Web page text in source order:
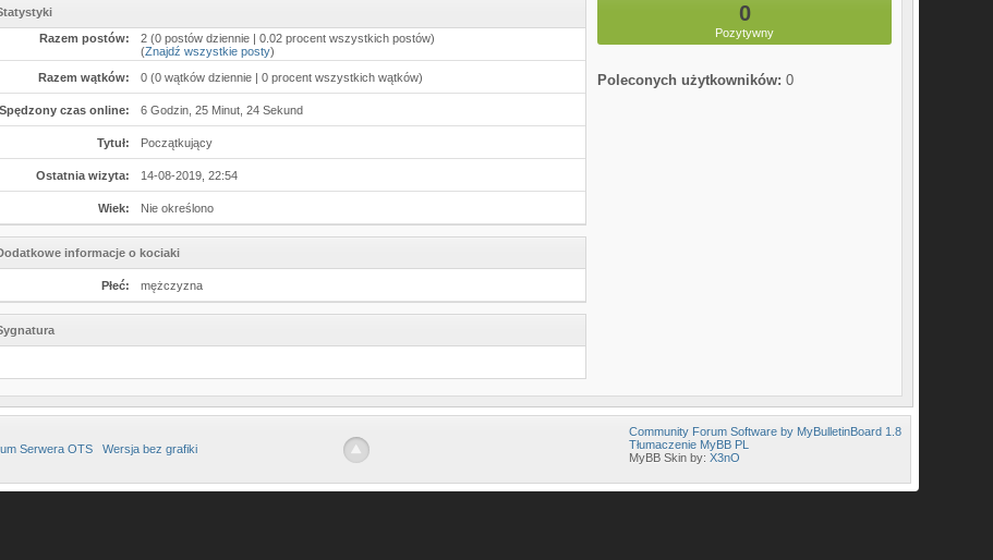
Razem postów:
2 (0 postów dziennie | 0.02 procent wszystkich postów)
(Znajdź wszystkie posty)
Razem wątków:
0 (0 wątków dziennie | 0 procent wszystkich wątków)
Spędzony czas online: 6 Godzin, 25 Minut, 24 Sekund
Tytuł: Początkujący
Ostatnia wizyta: 14-08-2019, 22:54
Wiek: Nie określono
informacje o kociaki
Płeć: mężczyzna
0
Pozytywny
Poleconych użytkowników: 0
Serwera OTS Wersja bez grafiki
Community Forum Software by MyBulletinBoard 1.8
Tłumaczenie MyBB PL
MyBB Skin by:X3nO